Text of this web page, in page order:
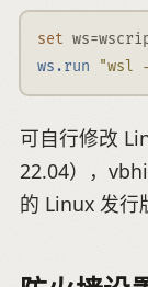
set
ws.run
"wsl
可自行修改
22.04），
的 Linux 发行